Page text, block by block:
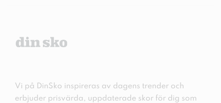
Vi på DinSko inspireras av dagens trender och
erbjuder prisvärda, uppdaterade skor för dig som